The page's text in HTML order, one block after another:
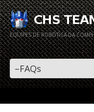
EQUIPES DE ROBÓTICA DA